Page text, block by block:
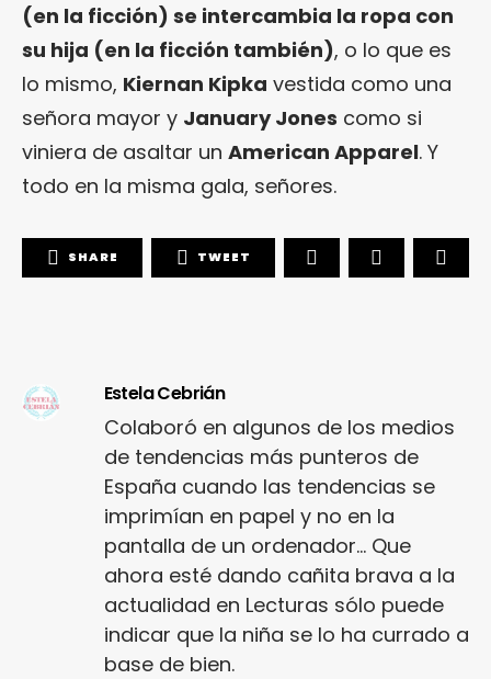
(en la ficción) se intercambia la ropa con
su hija (en la ficción también), o lo que es
lo mismo, Kiernan Kipka vestida como una
señora mayor y January Jones como si
viniera de asaltar un American Apparel. Y
todo en la misma gala, señores.
SHARE TWEET
Estela Cebrián
Colaboró en algunos de los medios
de tendencias más punteros de
España cuando las tendencias se
imprimían en papel y no en la
pantalla de un ordenador... Que
ahora esté dando cañita brava a la
actualidad en Lecturas sólo puede
indicar que la niña se lo ha currado a
base de bien.